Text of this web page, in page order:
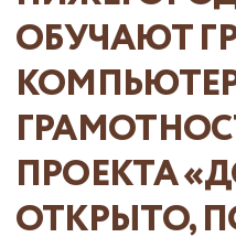
ОБУЧАЮТ
ПРОЕКТА
ОТКРЫТО,